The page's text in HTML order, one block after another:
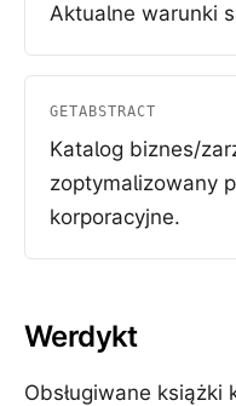
Aktualne warunki
GETABSTRACT
Katalog biznes/
zoptymalizowany
korporacyjne.
Werdykt
Obsługiwane książki